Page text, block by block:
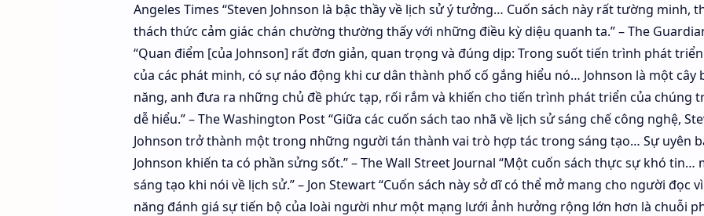
Angeles Times “Steven Johnson là bậc thầy về lịch sử ý tưởng… Cuốn sách này rất tường minh,
thách thức cảm giác chán chường thường thấy với những điều kỳ diệu quanh ta.” – The
“Quan điểm [của Johnson] rất đơn giản, quan trọng và đúng dịp: Trong suốt tiến trình phát
của các phát minh, có sự náo động khi cư dân thành phố cố gắng hiểu nó… Johnson là một cây
năng, anh đưa ra những chủ đề phức tạp, rối rắm và khiến cho tiến trình phát triển của chúng
dễ hiểu.” – The Washington Post “Giữa các cuốn sách tao nhã về lịch sử sáng chế công nghệ,
Johnson trở thành một trong những người tán thành vai trò hợp tác trong sáng tạo… Sự uyên
Johnson khiến ta có phần sửng sốt.” – The Wall Street Journal “Một cuốn sách thực sự khó tin…
sáng tạo khi nói về lịch sử.” – Jon Stewart “Cuốn sách này sở dĩ có thể mở mang cho người đọc
năng đánh giá sự tiến bộ của loài người như một mạng lưới ảnh hưởng rộng lớn hơn là chuỗi